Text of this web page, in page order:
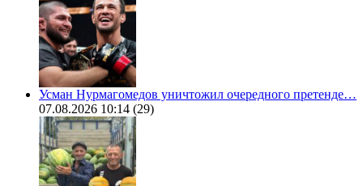
Усман Нурмагомедов уничтожил очередного претенде…
07.08.2026 10:14 (29)